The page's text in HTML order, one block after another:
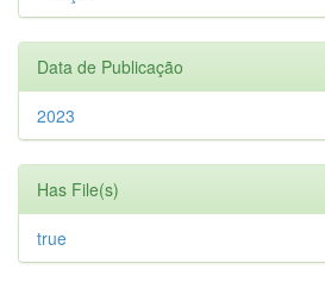
Data de Publicação
2023
Has File(s)
true